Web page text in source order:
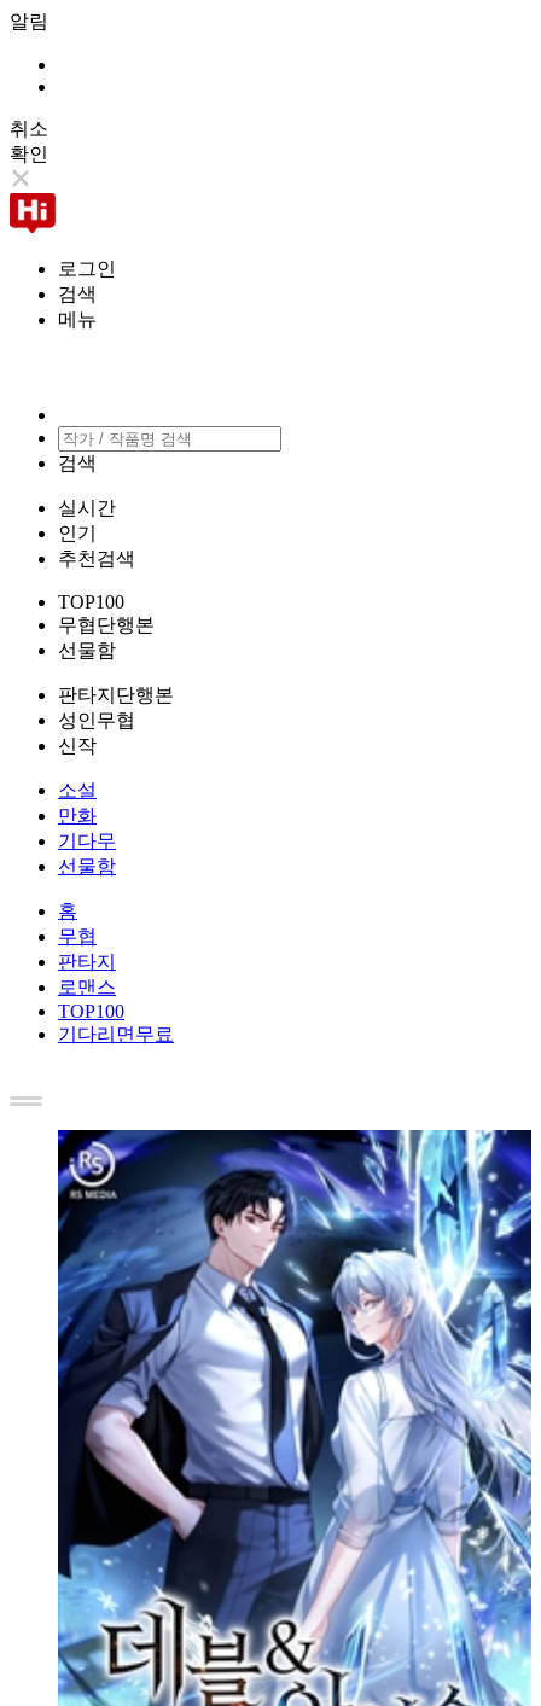
알림
취소
확인
로그인
검색
메뉴
검색
실시간
인기
추천검색
TOP100
무협단행본
선물함
판타지단행본
성인무협
신작
소설
만화
기다무
선물함
홈
무협
판타지
로맨스
TOP100
기다리면무료